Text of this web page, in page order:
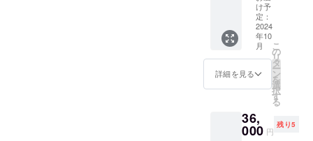
名宿泊
（食事
無）：
合計
72,000
円〜、8
名宿泊
（食事
112,000
円〜と
ち込み
くださ
い。 ・
有効期
間：
2024年
10月1
9月30日
までの3
年間 ※
でご利
用いた
だけま
す。 ・
現金へ
の交換
はでき
は素泊
まりの
ト】 宿
泊割引
コード
100,000
円分 ・
「log&s
auna 和
-
nagomi,
ma- 」
での宿
泊予約
け予
定：
2024
年10
月
詳細を見る
こ
の
リ
タ
ー
ン
を
選
択
す
る
36,
000 円
残り5